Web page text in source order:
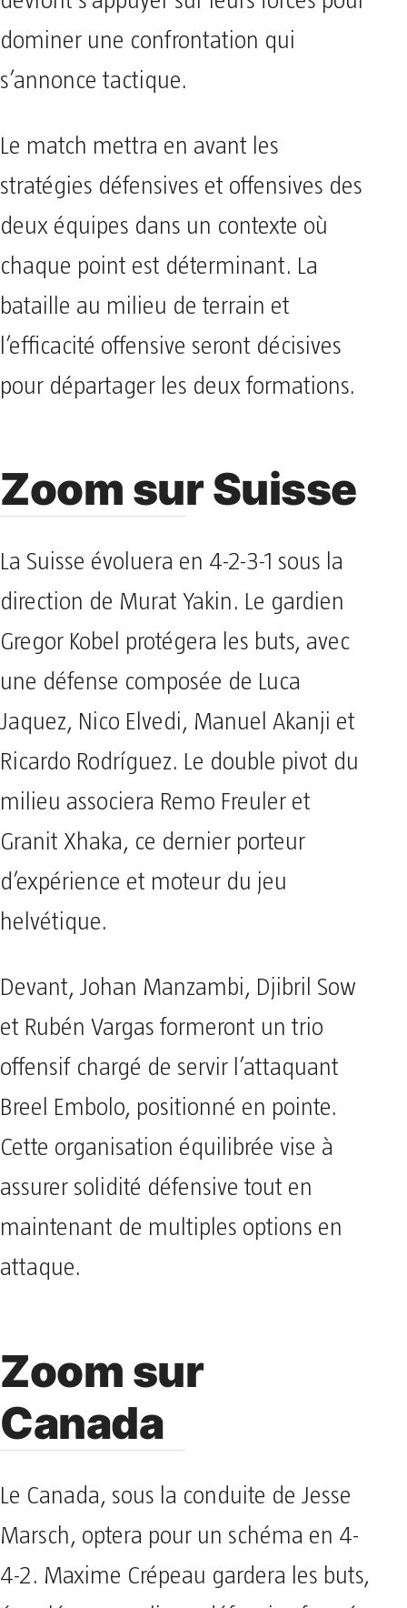
devront s’appuyer sur leurs forces pour
dominer une confrontation qui
s’annonce tactique.
Le match mettra en avant les
stratégies défensives et offensives des
deux équipes dans un contexte où
chaque point est déterminant. La
bataille au milieu de terrain et
l’efficacité offensive seront décisives
pour départager les deux formations.
Zoom sur Suisse
La Suisse évoluera en 4-2-3-1 sous la
direction de Murat Yakin. Le gardien
Gregor Kobel protégera les buts, avec
une défense composée de Luca
Jaquez, Nico Elvedi, Manuel Akanji et
Ricardo Rodríguez. Le double pivot du
milieu associera Remo Freuler et
Granit Xhaka, ce dernier porteur
d’expérience et moteur du jeu
helvétique.
Devant, Johan Manzambi, Djibril Sow
et Rubén Vargas formeront un trio
offensif chargé de servir l’attaquant
Breel Embolo, positionné en pointe.
Cette organisation équilibrée vise à
assurer solidité défensive tout en
maintenant de multiples options en
attaque.
Zoom sur
Canada
Le Canada, sous la conduite de Jesse
Marsch, optera pour un schéma en 4-
4-2. Maxime Crépeau gardera les buts,